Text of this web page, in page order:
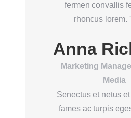
fermen convallis
rhoncus lorem.
Anna
Marketing
Media
Senectus et netus
fames ac turpis